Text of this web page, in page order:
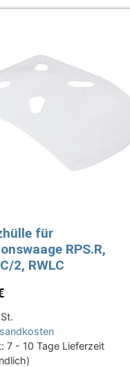
für
RPS.R,
2, RWLC
7 - 10 Tage Lieferzeit